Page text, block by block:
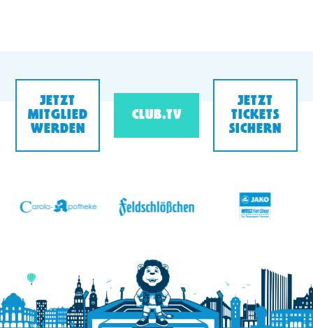
JETZT
MITGLIED
WERDEN
CLUB.TV
JETZT
TICKETS
SICHERN